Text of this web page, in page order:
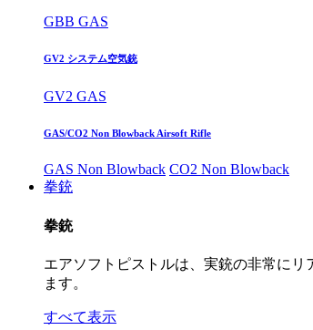
GBB GAS
GV2 システム空気銃
GV2 GAS
GAS/CO2 Non Blowback Airsoft Rifle
GAS Non Blowback CO2 Non Blowback
拳銃
拳銃
エアソフトピストルは、実銃の非常に
ます。
すべて表示